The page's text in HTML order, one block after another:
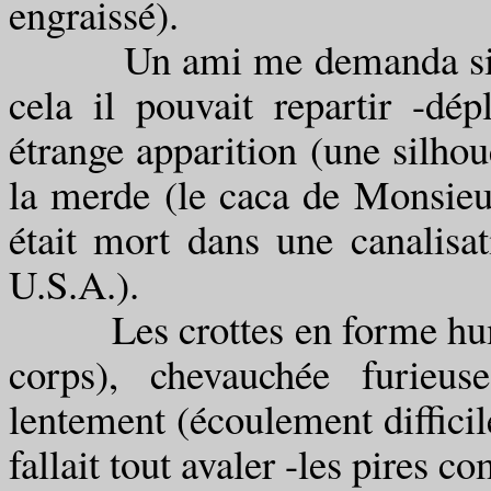
engraissé).
Un ami me demanda si
cela il pouvait repartir -
étrange apparition (une
la merde (le caca de
était mort dans une
U.S.A.).
Les crottes en forme
corps), chevauchée
lentement (écoulement
fallait tout avaler -les pires